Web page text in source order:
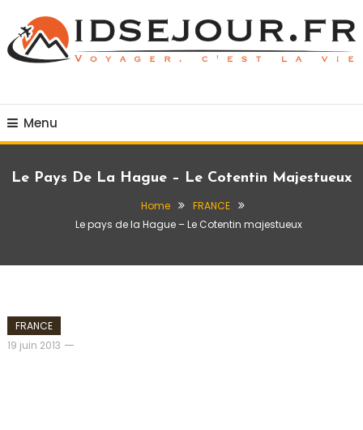
Content
Menu
Le Pays De La Hague – Le Cotentin Majestueux
Home
FRANCE
Le pays de la Hague – Le Cotentin majestueux
FRANCE
19 juin 2013
admin